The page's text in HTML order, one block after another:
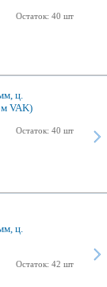
Остаток: 40 шт
ц.
VAK)
Остаток: 40 шт
ц.
Остаток: 42 шт